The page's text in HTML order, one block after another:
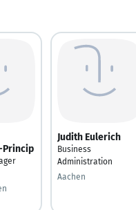
Princip
Judith Eulerich
Business
Administration
Aachen